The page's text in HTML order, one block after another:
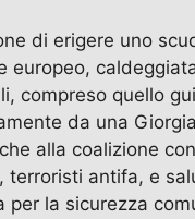
di erigere uno
europeo,
compreso quello
da una
alla coalizione
terroristi antifa, e
per la sicurezza